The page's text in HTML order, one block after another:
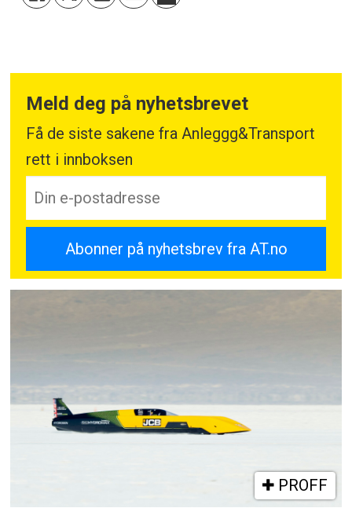
Meld deg på nyhetsbrevet
Få de siste sakene fra Anleggg&Transport
rett i innboksen
PROFF